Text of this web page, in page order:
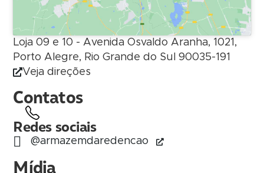
Loja 09 e 10 - Avenida Osvaldo Aranha, 1021,
Porto Alegre, Rio Grande do Sul 90035-191
Veja direções
Contatos
Redes sociais
@armazemdaredencao
Mídia